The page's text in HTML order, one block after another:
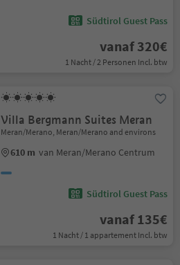
Südtirol Guest Pass
vanaf 320€
1 Nacht / 2 Personen Incl. btw
Villa Bergmann Suites Meran
Meran/Merano, Meran/Merano and environs
610 m van Meran/Merano Centrum
Südtirol Guest Pass
vanaf 135€
1 Nacht / 1 appartement Incl. btw